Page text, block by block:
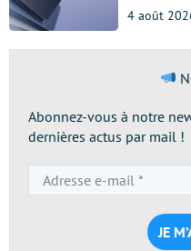
4 août
Abonnez-vous à notre
dernières actus par mail !